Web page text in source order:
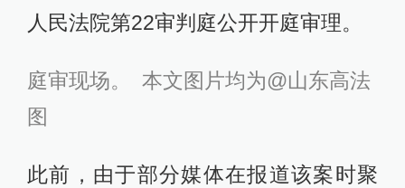
人民法院第22审判庭公开开庭审理。
庭审现场。 本文图片均为@山东高法
图
此前，由于部分媒体在报道该案时聚